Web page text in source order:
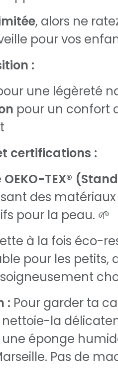
, alors ne
pour vos
:
une légèreté
pour un confort
certifications :
OEKO-TEX®
des matériaux
pour la peau. 🌱
à la fois éco-
pour les petits,
: Pour garder ta
nettoie-la
éponge
Pas de